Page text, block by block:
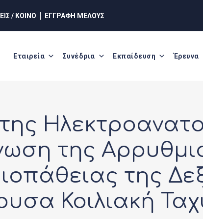
/ ΚΟΙΝΟ ΕΓΓΡΑΦΗ ΜΕΛΟΥΣ
Εταιρεία Συνέδρια Εκπαίδευση Έρευνα
της
της
Κοιλιακή